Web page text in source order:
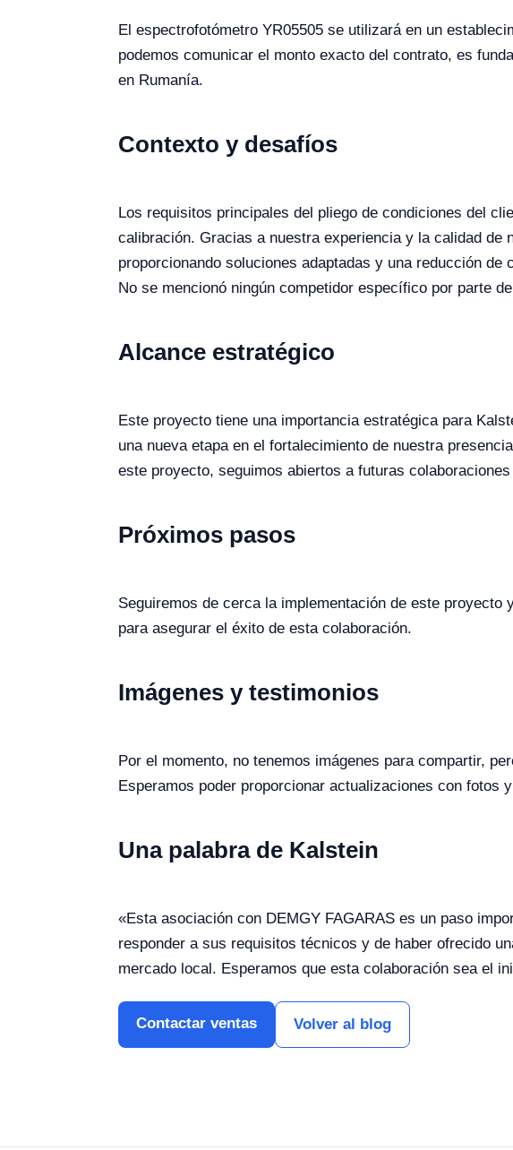
El espectrofotómetro YR05505 se utilizará en un
podemos comunicar el monto exacto del contrato, es
en Rumanía.
Contexto y desafíos
Los requisitos principales del pliego de condiciones del
calibración. Gracias a nuestra experiencia y la calidad
proporcionando soluciones adaptadas y una reducción
No se mencionó ningún competidor específico por parte
Alcance estratégico
Este proyecto tiene una importancia estratégica para
una nueva etapa en el fortalecimiento de nuestra
este proyecto, seguimos abiertos a futuras
Próximos pasos
Seguiremos de cerca la implementación de este
para asegurar el éxito de esta colaboración.
Imágenes y testimonios
Por el momento, no tenemos imágenes para compartir,
Esperamos poder proporcionar actualizaciones con fotos
Una palabra de Kalstein
«Esta asociación con DEMGY FAGARAS es un paso
responder a sus requisitos técnicos y de haber ofrecido
mercado local. Esperamos que esta colaboración sea el
Contactar ventas Volver al blog